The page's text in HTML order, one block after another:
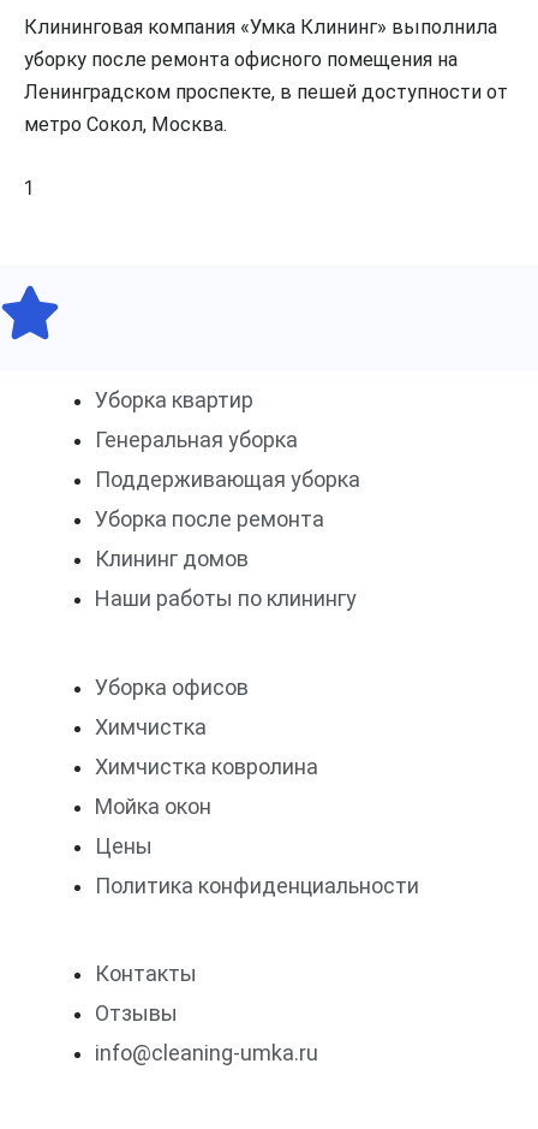
Клининговая компания «Умка Клининг» выполнила
уборку после ремонта офисного помещения на
Ленинградском проспекте, в пешей доступности от
метро Сокол, Москва.
Уборка квартир
Генеральная уборка
Поддерживающая уборка
Уборка после ремонта
Клининг домов
Наши работы по клинингу
Уборка офисов
Химчистка
Химчистка ковролина
Мойка окон
Цены
Политика конфиденциальности
Контакты
Отзывы
info@cleaning-umka.ru